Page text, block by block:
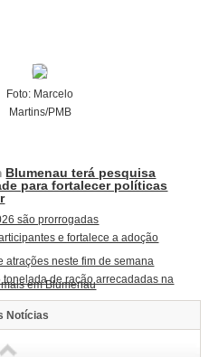
Foto: Marcelo
Martins/PMB
Blumenau terá pesquisa
para fortalecer políticas
são prorrogadas
e fortalece a adoção
atrações neste fim de semana
de ração arrecadadas na
em Blumenau
Notícias